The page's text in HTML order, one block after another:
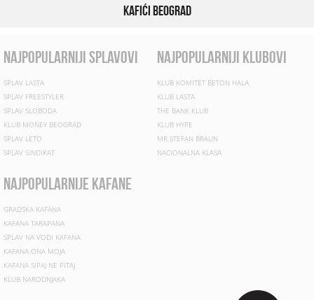
Kafići Beograd
najpopularniji splavovi
SPLAV LASTA
SPLAV FREESTYLER
SPLAV SLOBODA
KLUB MONEY BEOGRAD
SPLAV LETO
SPLAV SINDIKAT
najpopularniji klubovi
KLUB KOMITET BETON HALA
KLUB LASTA
THE BANK KLUB
KLUB HYPE
MR STEFAN BRAUN
NACIONALNA KLASA
najpopularnije kafane
GRADSKA KAFANA
KAFANA TARAPANA
SPLAV NA VODI KAFANA
KAFANA ONA MOJA
KAFANA SIPAJ NE PITAJ
KLUB NARODNJAKA